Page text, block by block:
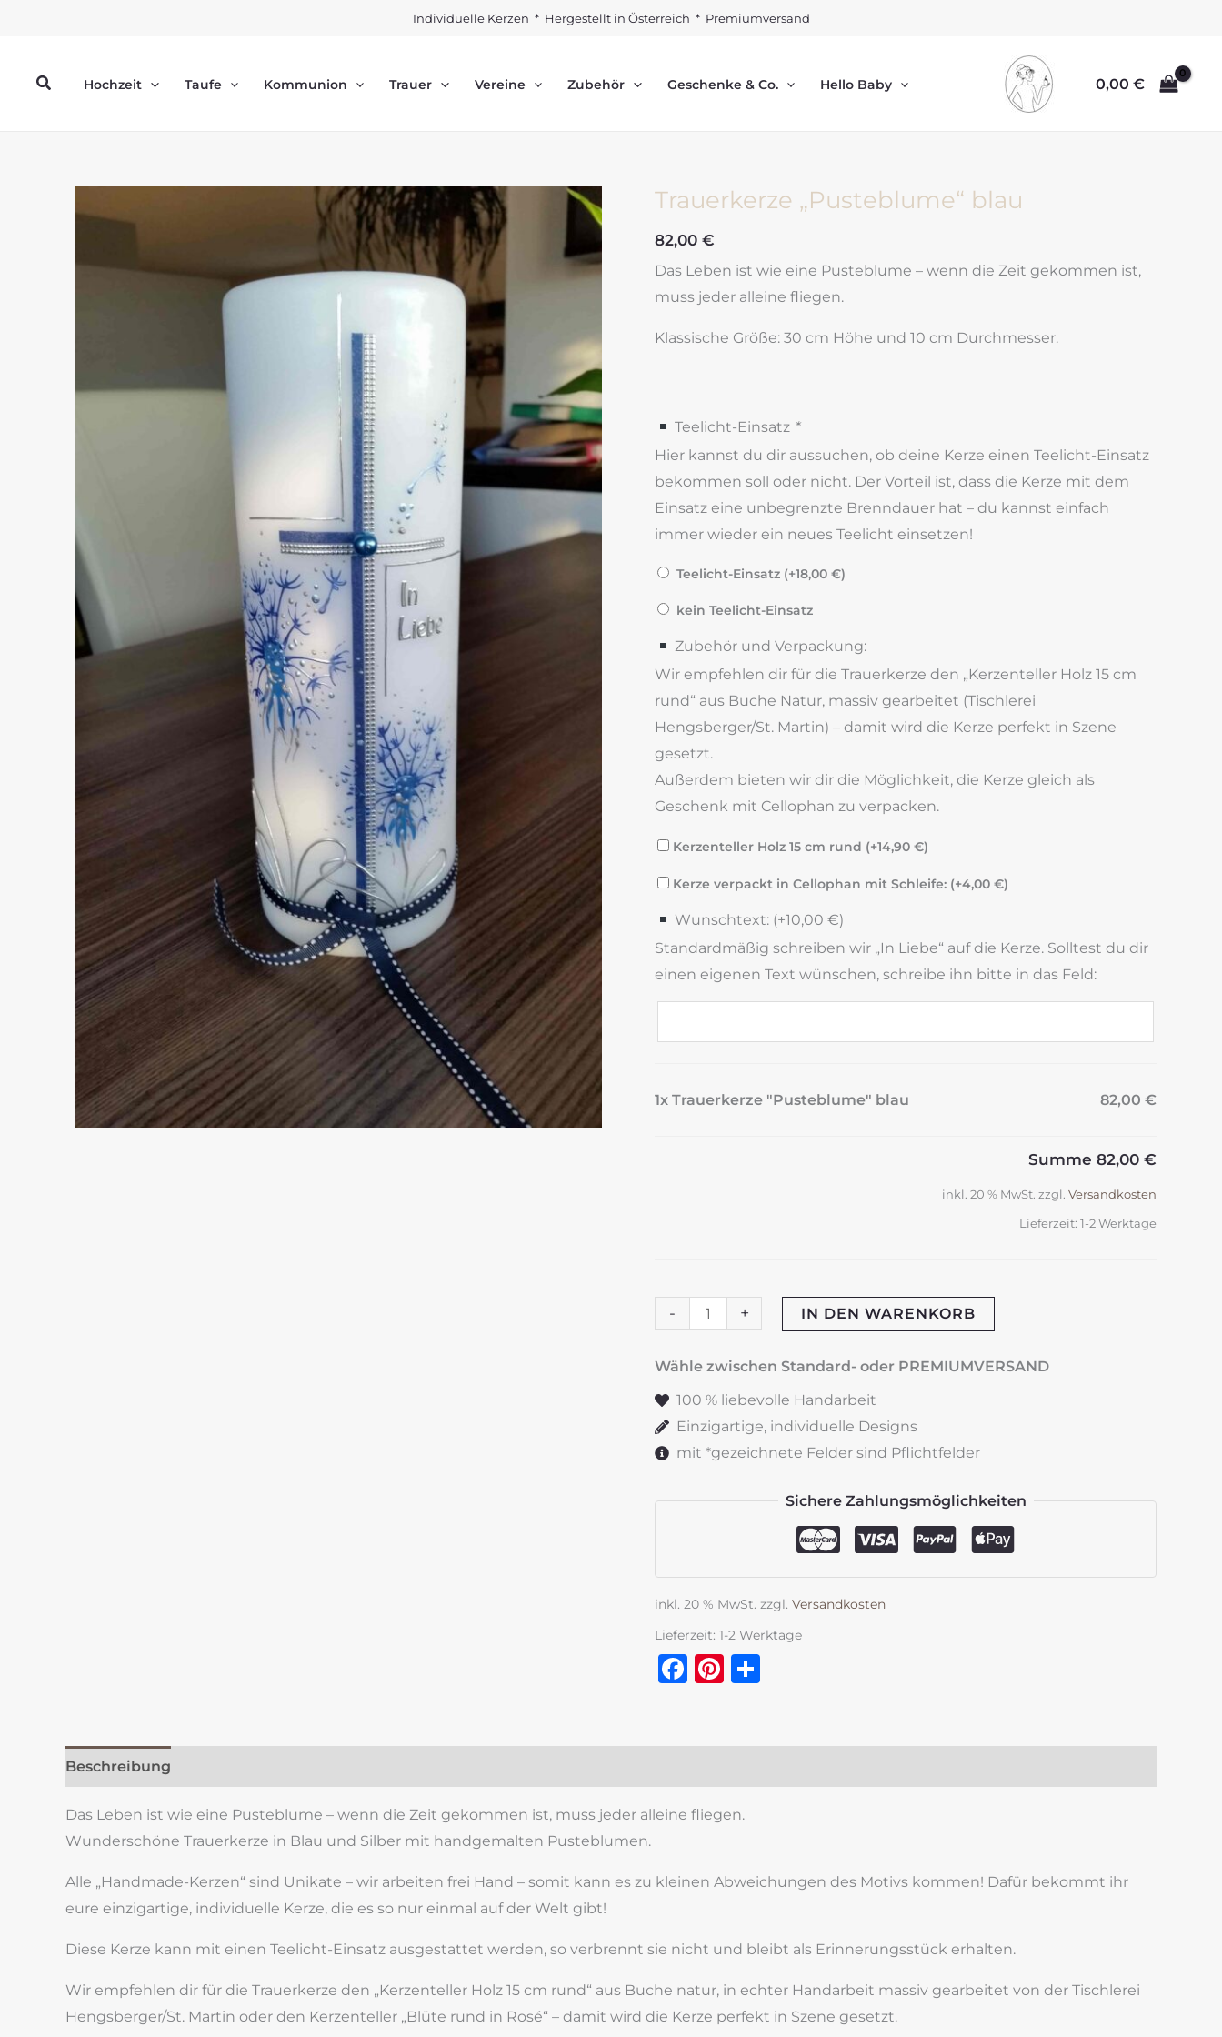
Individuelle Kerzen * Hergestellt in Österreich * Premiumversand
SuchenHochzeit Taufe Kommunion Trauer Vereine Zubehör Geschenke & Co. Hello Baby 0,00 €
Trauerkerze „Pusteblume“ blau
82,00 €
Das Leben ist wie eine Pusteblume – wenn die Zeit gekommen ist,
muss jeder alleine fliegen.
Klassische Größe: 30 cm Höhe und 10 cm Durchmesser.
Teelicht-Einsatz *
Hier kannst du dir aussuchen, ob deine Kerze einen Teelicht-Einsatz
bekommen soll oder nicht. Der Vorteil ist, dass die Kerze mit dem
Einsatz eine unbegrenzte Brenndauer hat – du kannst einfach
immer wieder ein neues Teelicht einsetzen!
Teelicht-Einsatz (+18,00 €)
kein Teelicht-Einsatz
Zubehör und Verpackung:
Wir empfehlen dir für die Trauerkerze den „Kerzenteller Holz 15 cm
rund“ aus Buche Natur, massiv gearbeitet (Tischlerei
Hengsberger/St. Martin) – damit wird die Kerze perfekt in Szene
gesetzt.
Außerdem bieten wir dir die Möglichkeit, die Kerze gleich als
Geschenk mit Cellophan zu verpacken.
Kerzenteller Holz 15 cm rund (+14,90 €)
Kerze verpackt in Cellophan mit Schleife: (+4,00 €)
Wunschtext: (+10,00€)
Standardmäßig schreiben wir „In Liebe“ auf die Kerze. Solltest du dir
einen eigenen Text wünschen, schreibe ihn bitte in das Feld:
1x Trauerkerze "Pusteblume" blau 82,00 €
Summe 82,00 €
inkl. 20 % MwSt. zzgl. Versandkosten
Lieferzeit: 1-2 Werktage
-
Trauerkerze
blau
+ IN DEN WARENKORB
Wähle zwischen Standard- oder PREMIUMVERSAND
100 % liebevolle Handarbeit
Einzigartige, individuelle Designs
mit *gezeichnete Felder sind Pflichtfelder
Sichere Zahlungsmöglichkeiten
inkl. 20 % MwSt. zzgl. Versandkosten
Lieferzeit: 1-2 Werktage
Facebook
Pinterest
Beschreibung
Das Leben ist wie eine Pusteblume – wenn die Zeit gekommen ist, muss jeder alleine fliegen.
Wunderschöne Trauerkerze in Blau und Silber mit handgemalten Pusteblumen.
Alle „Handmade-Kerzen“ sind Unikate – wir arbeiten frei Hand – somit kann es zu kleinen Abweichungen des Motivs kommen! Dafür bekommt ihr
eure einzigartige, individuelle Kerze, die es so nur einmal auf der Welt gibt!
Diese Kerze kann mit einen Teelicht-Einsatz ausgestattet werden, so verbrennt sie nicht und bleibt als Erinnerungsstück erhalten.
Wir empfehlen dir für die Trauerkerze den „Kerzenteller Holz 15 cm rund“ aus Buche natur, in echter Handarbeit massiv gearbeitet von der Tischlerei
Hengsberger/St. Martin oder den Kerzenteller „Blüte rund in Rosé“ – damit wird die Kerze perfekt in Szene gesetzt.